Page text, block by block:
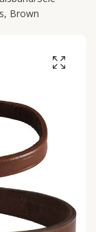
Brown